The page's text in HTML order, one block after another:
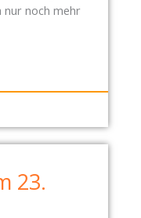
nur noch mehr
23.